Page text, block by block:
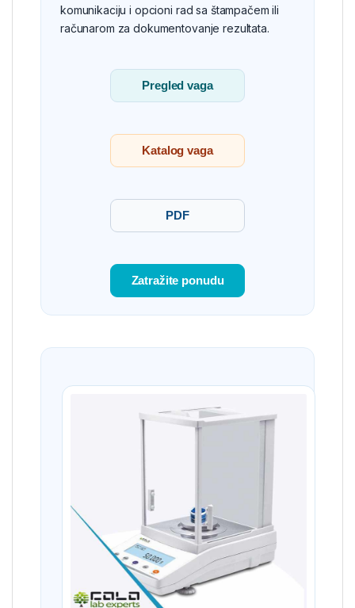
komunikaciju i opcioni rad sa štampačem ili
računarom za dokumentovanje rezultata.
Pregled vaga
Katalog vaga
PDF
Zatražite ponudu